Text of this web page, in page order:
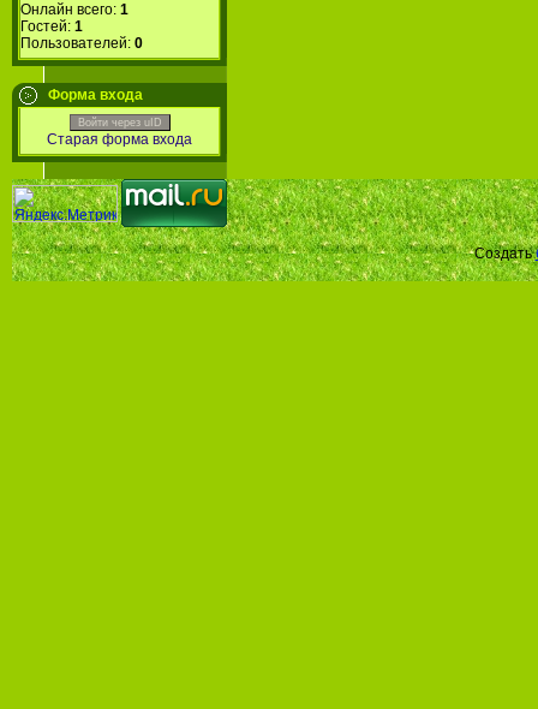
Онлайн всего: 1
Гостей: 1
Пользователей: 0
Форма входа
Войти через uID
Старая форма входа
Создать